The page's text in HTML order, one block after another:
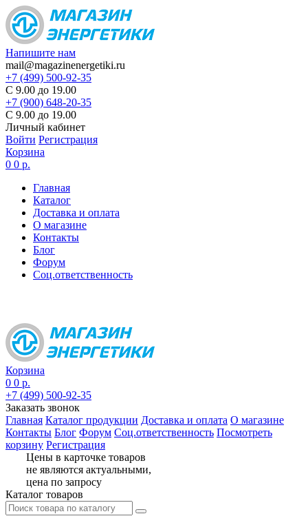
Напишите нам
mail@magazinenergetiki.ru
+7 (499) 500-92-35
С 9.00 до 19.00
+7 (900) 648-20-35
С 9.00 до 19.00
Личный кабинет
Войти Регистрация
Корзина
0 0 р.
Главная
Каталог
Доставка и оплата
О магазине
Контакты
Блог
Форум
Соц.ответственность
Корзина
0 0 р.
+7 (499) 500-92-35
Заказать звонок
Главная Каталог продукции Доставка и оплата О магазине
Контакты Блог Форум Соц.ответственность Посмотреть
корзину Регистрация
Цены в карточке товаров
не являются актуальными,
цена по запросу
Каталог товаров